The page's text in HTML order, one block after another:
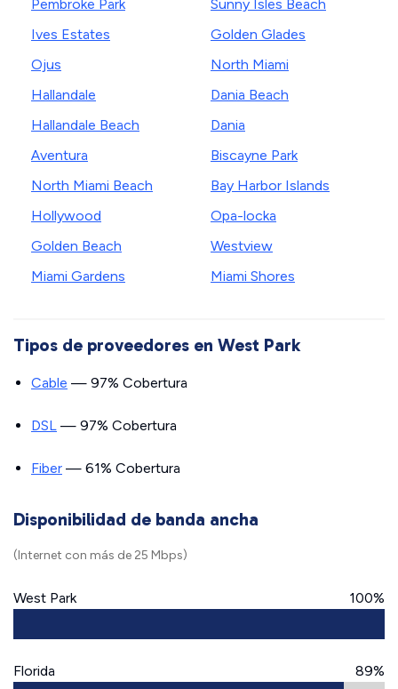
Pembroke Park
Ives Estates
Ojus
Hallandale
Hallandale Beach
Aventura
North Miami Beach
Hollywood
Golden Beach
Miami Gardens
Sunny Isles Beach
Golden Glades
North Miami
Dania Beach
Dania
Biscayne Park
Bay Harbor Islands
Opa-locka
Westview
Miami Shores
Tipos de proveedores en West Park
Cable — 97% Cobertura
DSL — 97% Cobertura
Fiber — 61% Cobertura
Disponibilidad de banda ancha
(Internet con más de 25 Mbps)
West Park 100%
Florida 89%